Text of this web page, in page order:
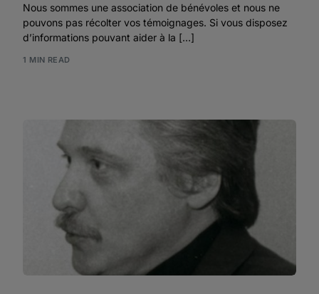
Nous sommes une association de bénévoles et nous ne
pouvons pas récolter vos témoignages. Si vous disposez
d’informations pouvant aider à la […]
1 MIN READ